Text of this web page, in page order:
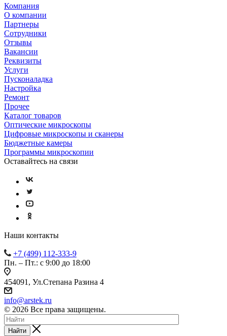
Компания
О компании
Партнеры
Сотрудники
Отзывы
Вакансии
Реквизиты
Услуги
Пусконаладка
Настройка
Ремонт
Прочее
Каталог товаров
Оптические микроскопы
Цифровые микроскопы и сканеры
Бюджетные камеры
Программы микроскопии
Оставайтесь на связи
Наши контакты
+7 (499) 112-333-9
Пн. – Пт.: с 9:00 до 18:00
454091, Ул.Степана Разина 4
info@arstek.ru
© 2026 Все права защищены.
Найти